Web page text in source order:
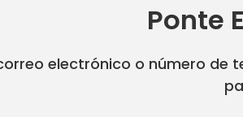
Ponte
electrónico o número